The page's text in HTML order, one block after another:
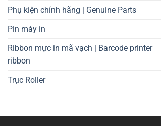
Phụ kiện chính hãng | Genuine Parts
Pin máy in
Ribbon mực in mã vạch | Barcode printer
ribbon
Trục Roller